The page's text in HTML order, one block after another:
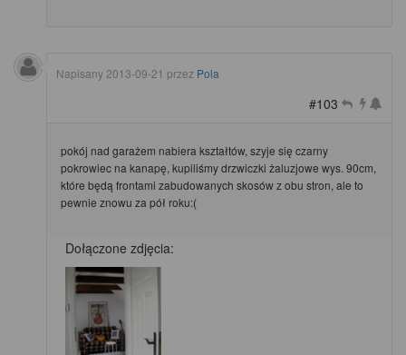
Napisany 2013-09-21 przez Pola
#103
pokój nad garażem nabiera kształtów, szyje się czarny
pokrowiec na kanapę, kupiliśmy drzwiczki żaluzjowe wys. 90cm,
które będą frontami zabudowanych skosów z obu stron, ale to
pewnie znowu za pół roku:(
Dołączone zdjęcia: